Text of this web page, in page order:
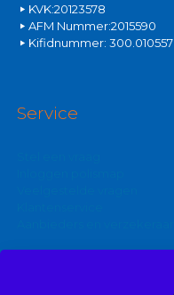
KVK:20123578
AFM Nummer:2015590
Kifidnummer: 300.010557
Service